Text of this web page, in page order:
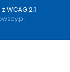
WCAG 2.1